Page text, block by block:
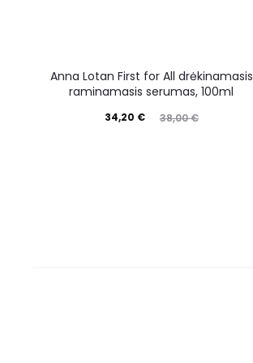
Anna Lotan First for All drėkinamasis
raminamasis serumas, 100ml
38,00€
34,20 €